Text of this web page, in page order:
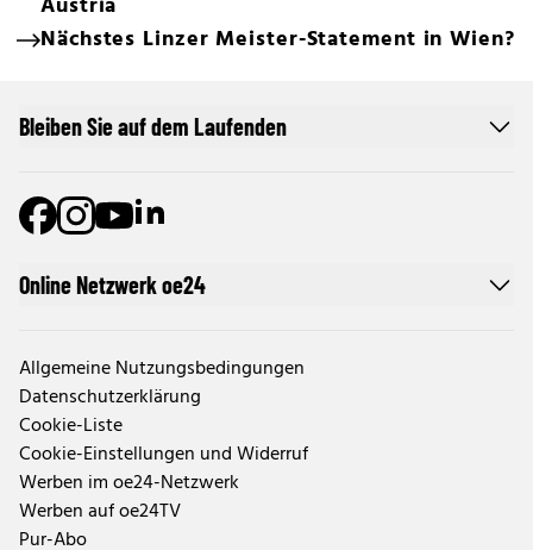
Nächstes Linzer Meister-Statement in Wien?
Online Netzwerk oe24
Allgemeine Nutzungsbedingungen
Datenschutzerklärung
Cookie-Liste
Cookie-Einstellungen und Widerruf
Werben im oe24-Netzwerk
Werben auf oe24TV
Pur-Abo
Bleiben Sie auf dem Laufenden